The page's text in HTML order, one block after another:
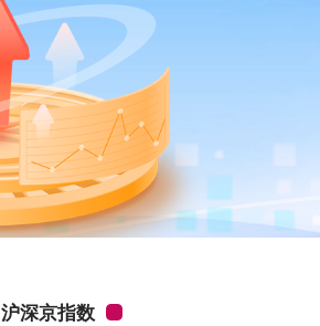
沪深京指数